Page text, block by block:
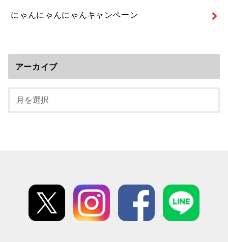
にゃんにゃんにゃんキャンペーン
アーカイブ